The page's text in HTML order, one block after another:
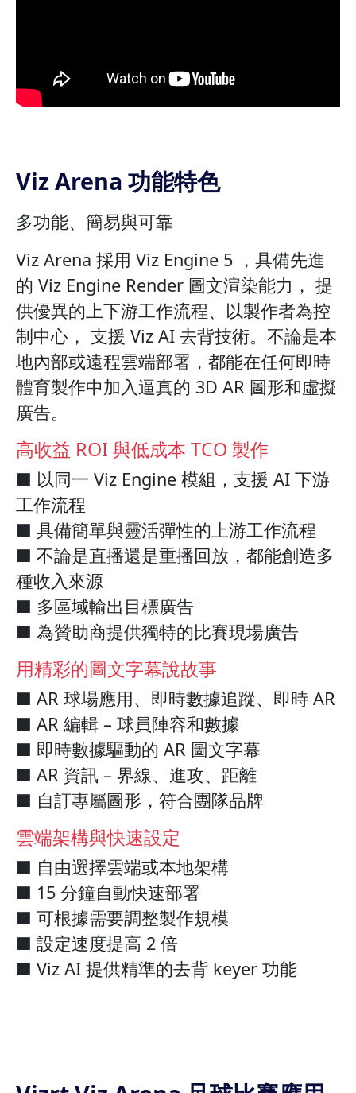
Viz Arena 功能特色
多功能、簡易與可靠
Viz Arena 採用 Viz Engine 5 ，具備先進
的 Viz Engine Render 圖文渲染能力， 提
供優異的上下游工作流程、以製作者為控
制中心， 支援 Viz AI 去背技術。不論是本
地內部或遠程雲端部署，都能在任何即時
體育製作中加入逼真的 3D AR 圖形和虛擬
廣告。
高收益 ROI 與低成本 TCO 製作
■ 以同一 Viz Engine 模組，支援 AI 下游
工作流程
■ 具備簡單與靈活彈性的上游工作流程
■ 不論是直播還是重播回放，都能創造多
種收入來源
■ 多區域輸出目標廣告
■ 為贊助商提供獨特的比賽現場廣告
用精彩的圖文字幕說故事
■ AR 球場應用、即時數據追蹤、即時 AR
■ AR 編輯 – 球員陣容和數據
■ 即時數據驅動的 AR 圖文字幕
■ AR 資訊 – 界線、進攻、距離
■ 自訂專屬圖形，符合團隊品牌
雲端架構與快速設定
■ 自由選擇雲端或本地架構
■ 15 分鐘自動快速部署
■ 可根據需要調整製作規模
■ 設定速度提高 2 倍
■ Viz AI 提供精準的去背 keyer 功能